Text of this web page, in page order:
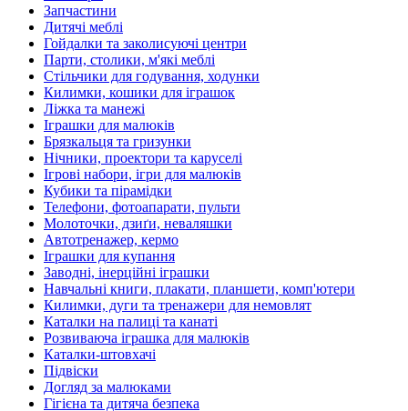
Запчастини
Дитячі меблі
Гойдалки та заколисуючі центри
Парти, столики, м'які меблі
Стільчики для годування, ходунки
Килимки, кошики для іграшок
Ліжка та манежі
Іграшки для малюків
Брязкальця та гризунки
Нічники, проектори та каруселі
Ігрові набори, ігри для малюків
Кубики та пірамідки
Телефони, фотоапарати, пульти
Молоточки, дзиґи, неваляшки
Автотренажер, кермо
Іграшки для купання
Заводні, інерційні іграшки
Навчальні книги, плакати, планшети, комп'ютери
Килимки, дуги та тренажери для немовлят
Каталки на палиці та канаті
Розвиваюча іграшка для малюків
Каталки-штовхачі
Підвіски
Догляд за малюками
Гігієна та дитяча безпека